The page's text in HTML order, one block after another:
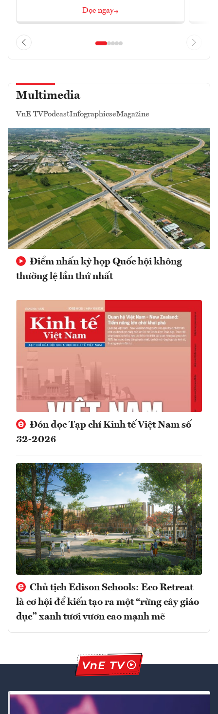
Đọc ngay
Multimedia
VnE TVPodcastInfographicseMagazine
Điểm nhấn kỳ họp Quốc hội không
thường lệ lần thứ nhất
Đón đọc Tạp chí Kinh tế Việt Nam số
32-2026
Chủ tịch Edison Schools: Eco Retreat
là cơ hội để kiến tạo ra một “rừng cây giáo
dục” xanh tươi vươn cao mạnh mẽ